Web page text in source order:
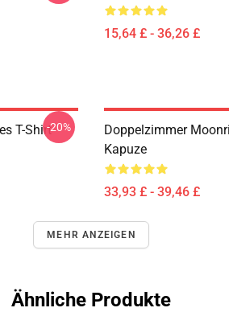
15,64 £ - 36,26 £
T-Shirt-20%
Doppelzimmer
Kapuze
33,93 £ - 39,46 £
MEHR ANZEIGEN
Ähnliche Produkte